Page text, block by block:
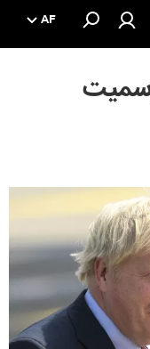
AF